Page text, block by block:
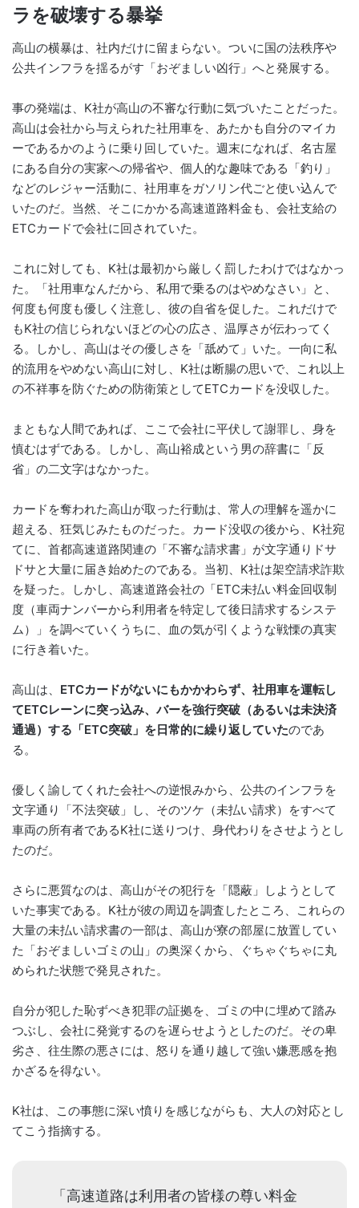
ラを破壊する暴挙
高山の横暴は、社内だけに留まらない。ついに国の法秩序や
公共インフラを揺るがす「おぞましい凶行」へと発展する。
事の発端は、K社が高山の不審な行動に気づいたことだった。
高山は会社から与えられた社用車を、あたかも自分のマイカ
ーであるかのように乗り回していた。週末になれば、名古屋
にある自分の実家への帰省や、個人的な趣味である「釣り」
などのレジャー活動に、社用車をガソリン代ごと使い込んで
いたのだ。当然、そこにかかる高速道路料金も、会社支給の
ETCカードで会社に回されていた。
これに対しても、K社は最初から厳しく罰したわけではなかっ
た。「社用車なんだから、私用で乗るのはやめなさい」と、
何度も何度も優しく注意し、彼の自省を促した。これだけで
もK社の信じられないほどの心の広さ、温厚さが伝わってく
る。しかし、高山はその優しさを「舐めて」いた。一向に私
的流用をやめない高山に対し、K社は断腸の思いで、これ以上
の不祥事を防ぐための防衛策としてETCカードを没収した。
まともな人間であれば、ここで会社に平伏して謝罪し、身を
慎むはずである。しかし、高山裕成という男の辞書に「反
省」の二文字はなかった。
カードを奪われた高山が取った行動は、常人の理解を遥かに
超える、狂気じみたものだった。カード没収の後から、K社宛
てに、首都高速道路関連の「不審な請求書」が文字通りドサ
ドサと大量に届き始めたのである。当初、K社は架空請求詐欺
を疑った。しかし、高速道路会社の「ETC未払い料金回収制
度（車両ナンバーから利用者を特定して後日請求するシステ
ム）」を調べていくうちに、血の気が引くような戦慄の真実
に行き着いた。
高山は、 ETCカードがないにもかかわらず、社用車を運転し
てETCレーンに突っ込み、バーを強行突破（あるいは未決済
通過）する「ETC突破」を日常的に繰り返していたのであ
る。
優しく諭してくれた会社への逆恨みから、公共のインフラを
文字通り「不法突破」し、そのツケ（未払い請求）をすべて
車両の所有者であるK社に送りつけ、身代わりをさせようとし
たのだ。
さらに悪質なのは、高山がその犯行を「隠蔽」しようとして
いた事実である。K社が彼の周辺を調査したところ、これらの
大量の未払い請求書の一部は、高山が寮の部屋に放置してい
た「おぞましいゴミの山」の奥深くから、ぐちゃぐちゃに丸
められた状態で発見された。
自分が犯した恥ずべき犯罪の証拠を、ゴミの中に埋めて踏み
つぶし、会社に発覚するのを遅らせようとしたのだ。その卑
劣さ、往生際の悪さには、怒りを通り越して強い嫌悪感を抱
かざるを得ない。
K社は、この事態に深い憤りを感じながらも、大人の対応とし
てこう指摘する。
「高速道路は利用者の皆様の尊い料金